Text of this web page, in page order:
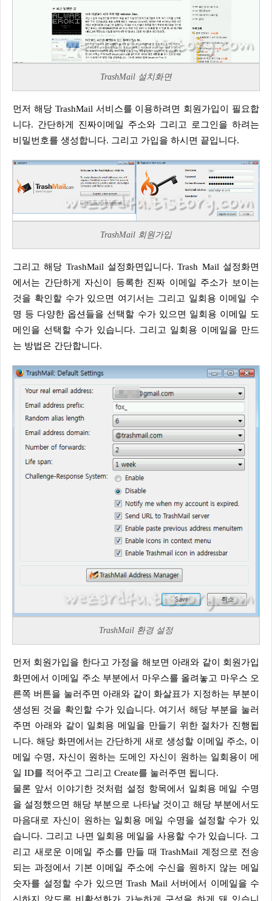
TrashMail 설치화면
먼저 해당 TrashMail 서비스를 이용하려면 회원가입이 필요합
니다. 간단하게 진짜이메일 주소와 그리고 로그인을 하려는
비밀번호를 생성합니다. 그리고 가입을 하시면 끝입니다.
TrashMail 회원가입
그리고 해당 TrashMail 설정화면입니다. Trash Mail 설정화면
에서는 간단하게 자신이 등록한 진짜 이메일 주소가 보이는
것을 확인할 수가 있으면 여기서는 그리고 일회용 이메일 수
명 등 다양한 옵션들을 선택할 수가 있으면 일회용 이메일 도
메인을 선택할 수가 있습니다. 그리고 일회용 이메일을 만드
는 방법은 간단합니다.
TrashMail 환경 설정
먼저 회원가입을 한다고 가정을 해보면 아래와 같이 회원가입
화면에서 이메일 주소 부분에서 마우스를 올려놓고 마우스 오
른쪽 버튼을 눌러주면 아래와 같이 화살표가 지정하는 부분이
생성된 것을 확인할 수가 있습니다. 여기서 해당 부분을 눌러
주면 아래와 같이 일회용 메일을 만들기 위한 절차가 진행됩
니다. 해당 화면에서는 간단하게 새로 생성할 이메일 주소, 이
메일 수명, 자신이 원하는 도메인 자신이 원하는 일회용이 메
일 ID를 적어주고 그리고 Create를 눌러주면 됩니다.
물론 앞서 이야기한 것처럼 설정 항목에서 일회용 메일 수명
을 설정했으면 해당 부분으로 나타날 것이고 해당 부분에서도
마음대로 자신이 원하는 일회용 메일 수명을 설정할 수가 있
습니다. 그리고 나면 일회용 메일을 사용할 수가 있습니다. 그
리고 새로운 이메일 주소를 만들 때 TrashMail 계정으로 전송
되는 과정에서 기본 이메일 주소에 수신을 원하지 않는 메일
숫자를 설정할 수가 있으면 Trash Mail 서버에서 이메일을 수